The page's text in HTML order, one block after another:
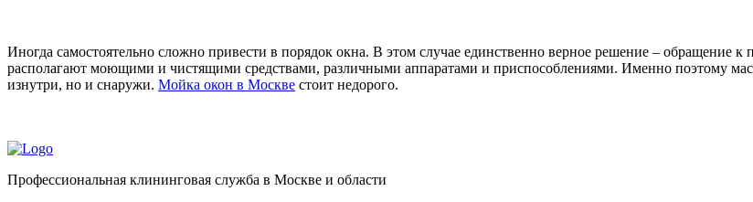
Иногда самостоятельно сложно привести в порядок окна. В этом случае единственно верное решение –
располагают моющими и чистящими средствами, различными аппаратами и приспособлениями. Именно поэтому
изнутри, но и снаружи. Мойка окон в Москве стоит недорого.
Профессиональная клининговая служба в Москве и области